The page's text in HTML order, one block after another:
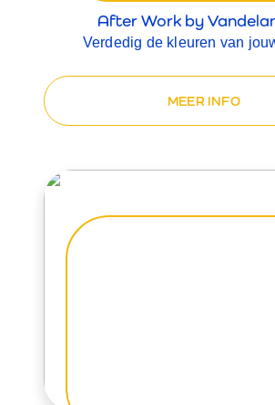
After Work by
Verdedig de kleuren van
MEER INFO